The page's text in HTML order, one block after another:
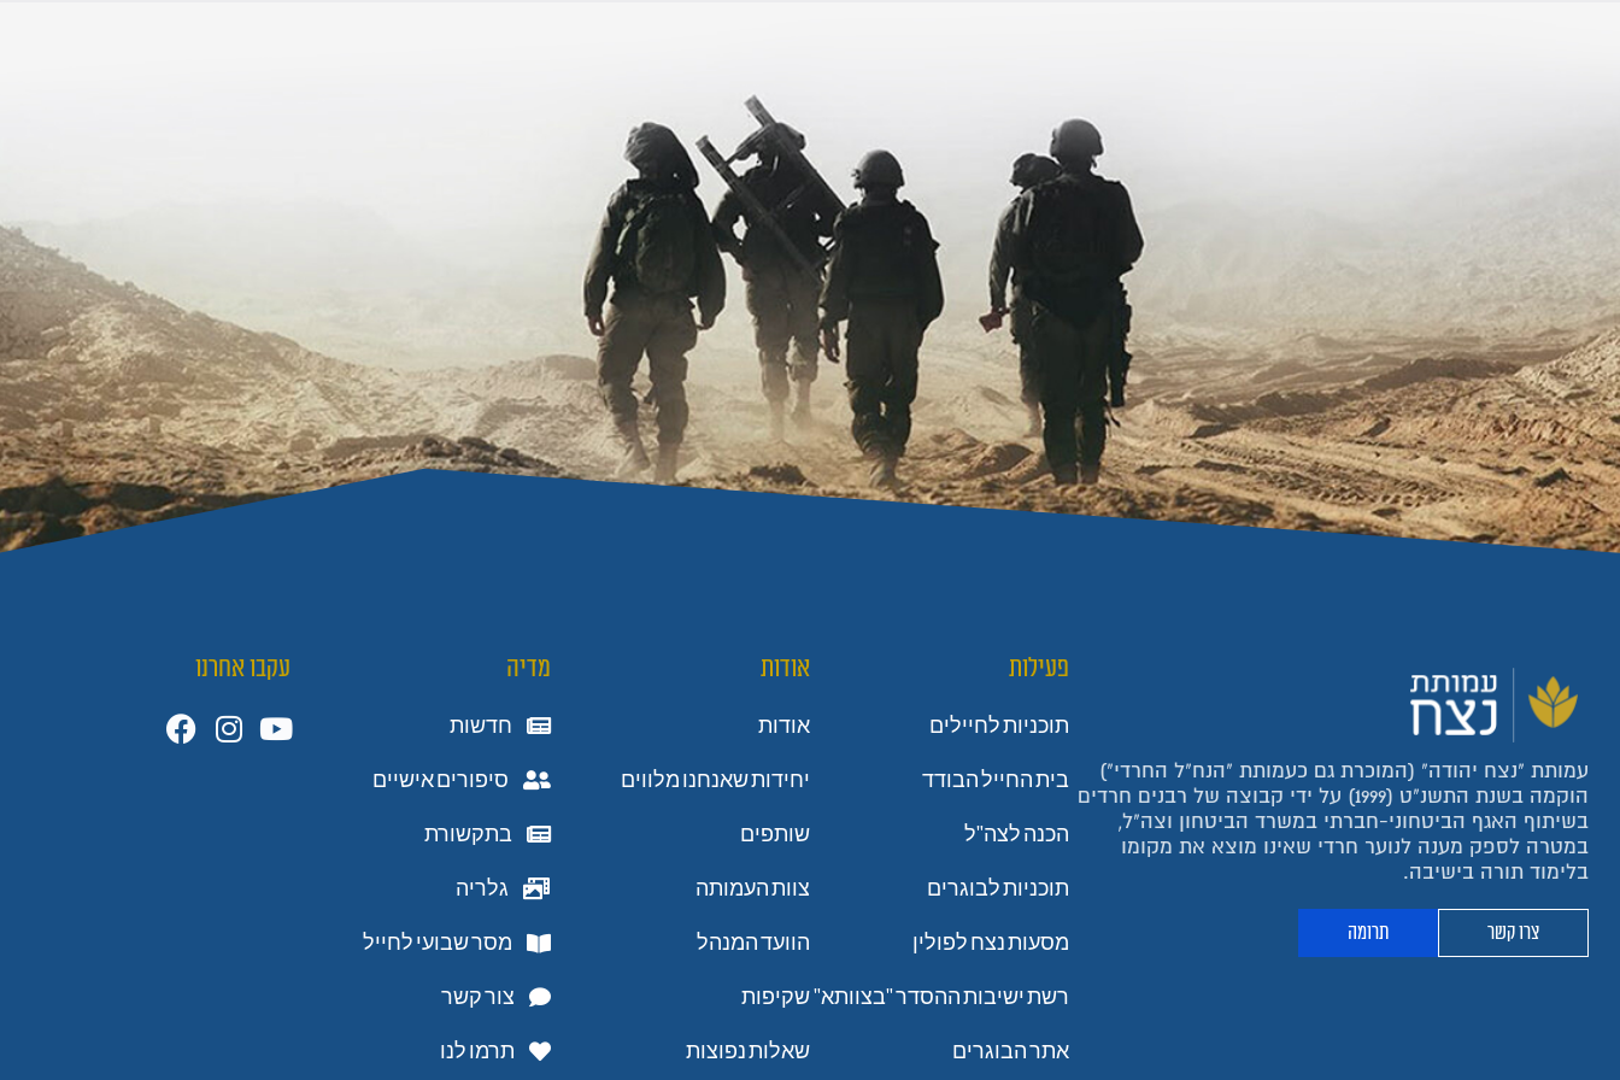
עמותת "נצח יהודה" (המוכרת גם כעמותת "הנח"ל החרדי")
הוקמה בשנת התשנ"ט (1999) על ידי קבוצה של רבנים חרדים
בשיתוף האגף הביטחוני-חברתי במשרד הביטחון וצה"ל,
במטרה לספק מענה לנוער חרדי שאינו מוצא את מקומו
בלימוד תורה בישיבה.
צרו קשר תרומה
פעילות
תוכניות לחיילים
בית החייל הבודד
הכנה לצה"ל
תוכניות לבוגרים
מסעות נצח לפולין
רשת ישיבות ההסדר "בצוותא"
אתר הבוגרים
אודות
אודות
יחידות שאנחנו מלווים
שותפים
צוות העמותה
הוועד המנהל
שקיפות
שאלות נפוצות
מדיה
חדשות
סיפורים אישיים
בתקשורת
גלריה
מסר שבועי לחייל
צור קשר
תרמו לנו
עקבו אחרנו